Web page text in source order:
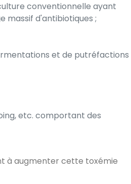
conventionnelle ayant
massif d'antibiotiques ;
et de putréfactions
etc. comportant des
à augmenter cette toxémie